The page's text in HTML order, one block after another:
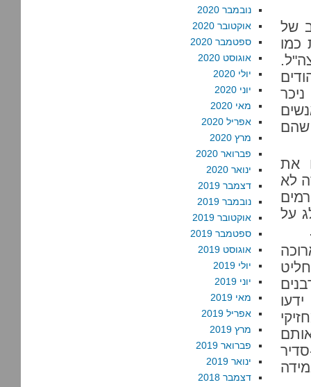
של
כמו
שהם
את
לא
על
נובמבר 2020
אוקטובר 2020
ספטמבר 2020
אוגוסט 2020
יולי 2020
יוני 2020
מאי 2020
אפריל 2020
מרץ 2020
פברואר 2020
ינואר 2020
דצמבר 2019
נובמבר 2019
אוקטובר 2019
ספטמבר 2019
אוגוסט 2019
יולי 2019
יוני 2019
מאי 2019
אפריל 2019
מרץ 2019
פברואר 2019
ינואר 2019
דצמבר 2018